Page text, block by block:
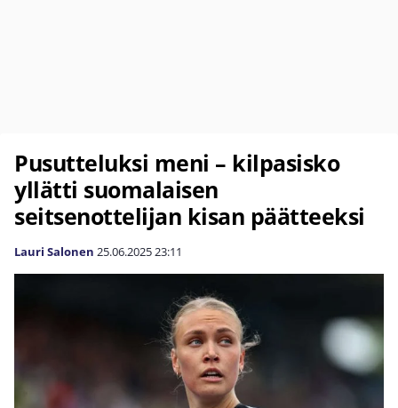
Pusutteluksi meni – kilpasisko
yllätti suomalaisen
seitsenottelijan kisan päätteeksi
Lauri Salonen 25.06.202523:11